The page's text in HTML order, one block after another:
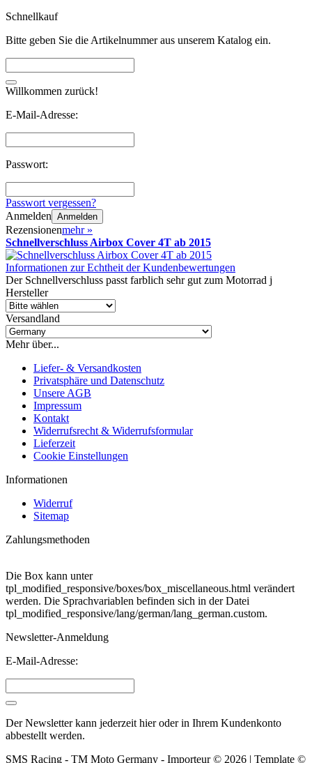
Schnellkauf
Bitte geben Sie die Artikelnummer aus unserem Katalog ein.
Willkommen zurück!
E-Mail-Adresse:
Passwort:
Passwort vergessen?
Anmelden Anmelden
Rezensionenmehr »
Schnellverschluss Airbox Cover 4T ab 2015
Informationen zur Echtheit der Kundenbewertungen
Der Schnellverschluss passt farblich sehr gut zum Motorrad j
Hersteller
Versandland
Mehr über...
Liefer- & Versandkosten
Privatsphäre und Datenschutz
Unsere AGB
Impressum
Kontakt
Widerrufsrecht & Widerrufsformular
Lieferzeit
Cookie Einstellungen
Informationen
Widerruf
Sitemap
Zahlungsmethoden
Die Box kann unter
tpl_modified_responsive/boxes/box_miscellaneous.html verändert
werden. Die Sprachvariablen befinden sich in der Datei
tpl_modified_responsive/lang/german/lang_german.custom.
Newsletter-Anmeldung
E-Mail-Adresse:
Der Newsletter kann jederzeit hier oder in Ihrem Kundenkonto
abbestellt werden.
SMS Racing - TM Moto Germany - Importeur © 2026 | Template ©